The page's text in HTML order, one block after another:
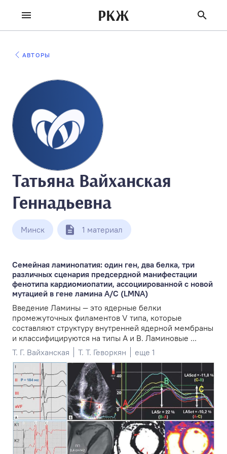
РКЖ
АВТОРЫ
Татьяна Вайханская
Геннадьевна
Минск 1 материал
Семейная ламинопатия: один ген, два белка, три
различных сценария предсердной манифестации
фенотипа кардиомиопатии, ассоциированной с новой
мутацией в гене ламина A/C (LMNA)
Введение Ламины — это ядерные белки
промежуточных филаментов V типа, которые
составляют структуру внутренней ядерной мембраны
и классифицируются на типы A и B. Ламиновые ...
Т. Г. Вайханская
Т. Т. Геворкян еще 1